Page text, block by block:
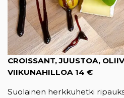
CROISSANT, JUUSTOA,
VIIKUNAHILLOA 14 €
Suolainen herkkuhetki